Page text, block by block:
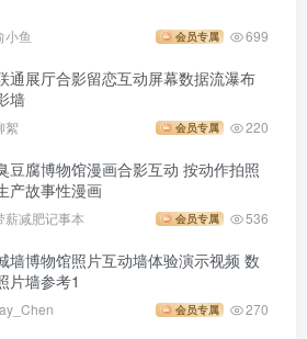
小鱼 会员专属 699
通展厅合影留恋互动屏幕数据流瀑布
墙
絮 会员专属 220
豆腐博物馆漫画合影互动 按动作拍照
产故事性漫画
薪减肥记事本 会员专属 536
墙博物馆照片互动墙体验演示视频 数
片墙参考1
会员专属 270